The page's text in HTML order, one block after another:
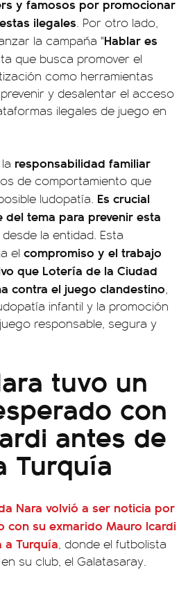
y famosos por promocionar
ilegales. Por otro lado,
la campaña "Hablar es
que busca promover el
como herramientas
y desalentar el acceso
ilegales de juego en
responsabilidad familiar
de comportamiento que
ludopatía. Es crucial
tema para prevenir esta
la entidad. Esta
el compromiso y el trabajo
que Lotería de la Ciudad
contra el juego clandestino,
infantil y la promoción
responsable, segura y
tuvo un
con
antes de
Turquía
Nara volvió a ser noticia por
con su exmarido Mauro Icardi
a Turquía, donde el futbolista
su club, el Galatasaray.